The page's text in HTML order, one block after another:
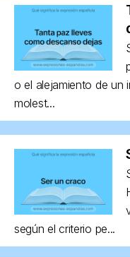
o el alejamiento de un
molest...
según el criterio pe...